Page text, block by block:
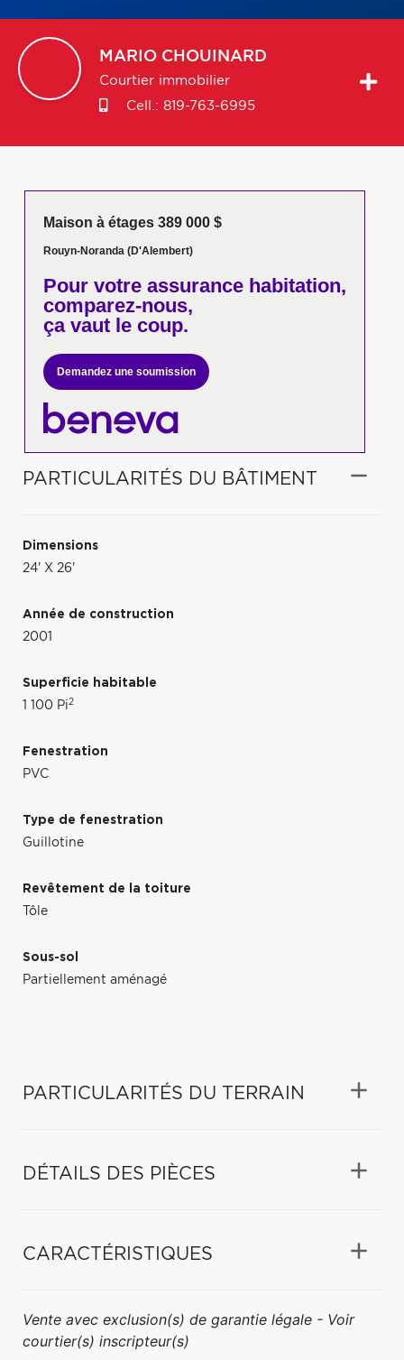
MARIO CHOUINARD
Courtier immobilier
Cell.: 819-763-6995
Maison à étages 389 000 $
Rouyn-Noranda (D'Alembert)
Pour votreassurance habitation,
comparez-nous,
ça vaut le coup.
Demandez une soumission
PARTICULARITÉS DU BÂTIMENT
Dimensions
24' X 26'
Année de construction
2001
Superficie habitable
1 100 Pi2
Fenestration
PVC
Type de fenestration
Guillotine
Revêtement de la toiture
Tôle
Sous-sol
Partiellement aménagé
PARTICULARITÉS DU TERRAIN
DÉTAILS DES PIÈCES
CARACTÉRISTIQUES
Vente avec exclusion(s) de garantie légale - Voir
courtier(s) inscripteur(s)